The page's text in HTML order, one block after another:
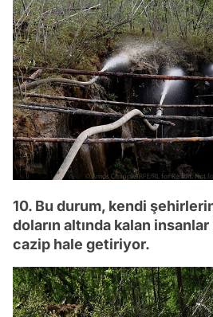
10. Bu durum, kendi
doların altında kalan
cazip hale getiriyor.